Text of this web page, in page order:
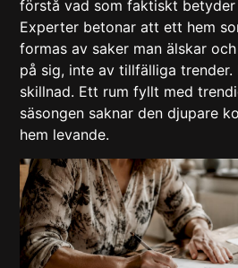
förstå vad som faktiskt
Experter betonar att ett hem
formas av saker man älskar
på sig, inte av tillfälliga
skillnad. Ett rum fyllt med
säsongen saknar den djupare
hem levande.